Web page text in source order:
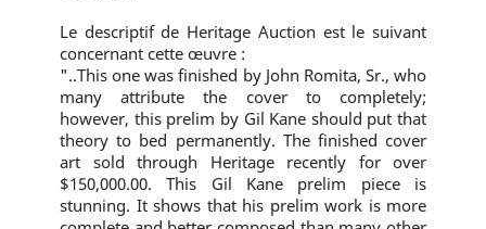
Le descriptif de Heritage Auction est le suivant
concernant cette œuvre :
"..This one was finished by John Romita, Sr., who
many attribute the cover to completely;
however, this prelim by Gil Kane should put that
theory to bed permanently. The finished cover
art sold through Heritage recently for over
$150,000.00. This Gil Kane prelim piece is
stunning. It shows that his prelim work is more